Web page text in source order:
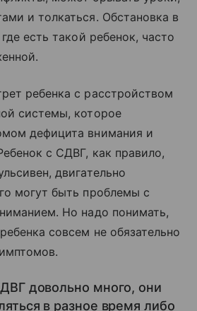
и толкаться. Обстановка в
есть такой ребенок, часто
ребенка с расстройством
системы, которое
дефицита внимания и
с СДВГ, как правило,
двигательно
могут быть проблемы с
Но надо понимать,
совсем не обязательно
довольно много, они
в разное время либо